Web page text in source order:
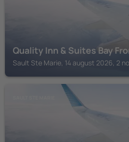
Quality Inn & Suites Bay
Sault Ste Marie, 14 august 2026, 2